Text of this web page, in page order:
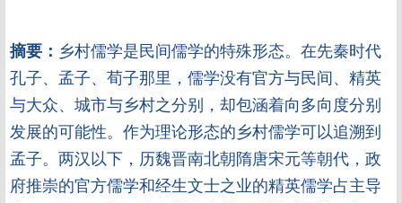
摘要： 乡村儒学是民间儒学的特殊形态。在先秦时代
孔子、孟子、荀子那里，儒学没有官方与民间、精英
与大众、城市与乡村之分别，却包涵着向多向度分别
发展的可能性。作为理论形态的乡村儒学可以追溯到
孟子。两汉以下，历魏晋南北朝隋唐宋元等朝代，政
府推崇的官方儒学和经生文士之业的精英儒学占主导